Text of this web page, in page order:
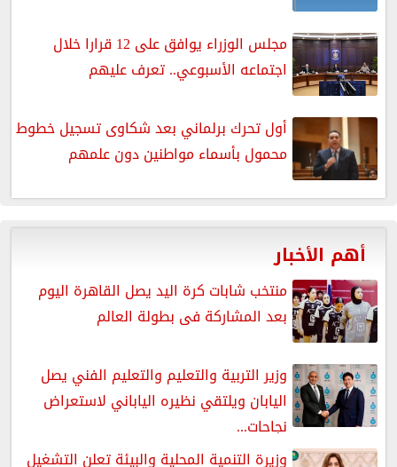
مجلس الوزراء يوافق على 12 قرارا خلال
اجتماعه الأسبوعي.. تعرف عليهم
أول تحرك برلماني بعد شكاوى تسجيل خطوط
محمول بأسماء مواطنين دون علمهم
أهم الأخبار
منتخب شابات كرة اليد يصل القاهرة اليوم
بعد المشاركة فى بطولة العالم
وزير التربية والتعليم والتعليم الفني يصل
اليابان ويلتقي نظيره الياباني لاستعراض
نجاحات...
وزيرة التنمية المحلية والبيئة تعلن التشغيل